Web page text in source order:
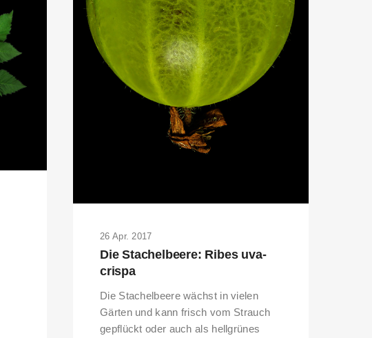
26 Apr. 2017
Die Stachelbeere: Ribes uva-
crispa
Die Stachelbeere wächst in vielen
Gärten und kann frisch vom Strauch
gepflückt oder auch als hellgrünes